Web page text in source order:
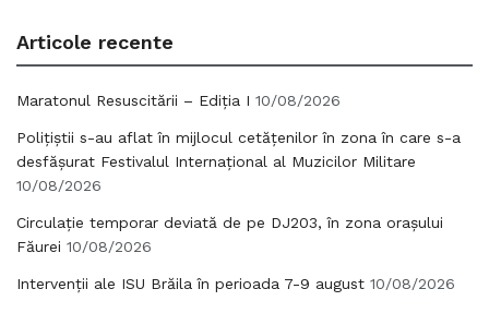
Articole recente
Maratonul Resuscitării – Ediția I 10/08/2026
Polițiștii s-au aflat în mijlocul cetățenilor în zona în care s-a
desfășurat Festivalul Internațional al Muzicilor Militare
10/08/2026
Circulație temporar deviată de pe DJ203, în zona orașului
Făurei 10/08/2026
Intervenții ale ISU Brăila în perioada 7-9 august 10/08/2026